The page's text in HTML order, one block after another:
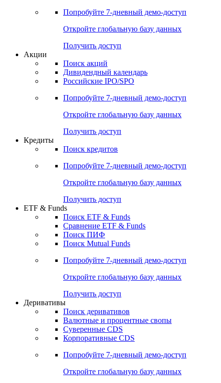
Попробуйте 7-дневный демо-доступ
Откройте глобальную базу данных
Получить доступ
Акции
Поиск акций
Дивидендный календарь
Российские IPO/SPO
Попробуйте 7-дневный демо-доступ
Откройте глобальную базу данных
Получить доступ
Кредиты
Поиск кредитов
Попробуйте 7-дневный демо-доступ
Откройте глобальную базу данных
Получить доступ
ETF & Funds
Поиск ETF & Funds
Сравнение ETF & Funds
Поиск ПИФ
Поиск Mutual Funds
Попробуйте 7-дневный демо-доступ
Откройте глобальную базу данных
Получить доступ
Деривативы
Поиск деривативов
Валютные и процентные свопы
Суверенные CDS
Корпоративные CDS
Попробуйте 7-дневный демо-доступ
Откройте глобальную базу данных